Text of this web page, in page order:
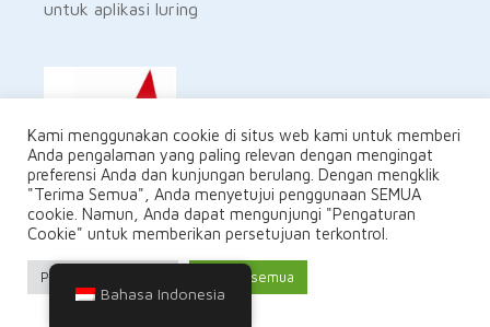
untuk aplikasi luring
Kantor Hidrografi Denmark - ENC
Peta Bahari Denmark oleh DHO - Kantor Hidrografi
Denmark. Katalog bagan bahari dari Kantor
Hidrografi Denmark menawarkan pilihan bagan
Kami menggunakan cookie di situs web kami untuk memberi
Anda pengalaman yang paling relevan dengan mengingat
preferensi Anda dan kunjungan berulang. Dengan mengklik
"Terima Semua", Anda menyetujui penggunaan SEMUA
cookie. Namun, Anda dapat mengunjungi "Pengaturan
Cookie" untuk memberikan persetujuan terkontrol.
Pengaturan Cookie Terima semua
Bahasa Indonesia